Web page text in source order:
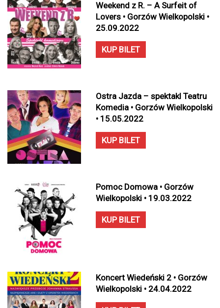
Weekend z R. – A Surfeit of
Lovers • Gorzów Wielkopolski •
25.09.2022
KUP BILET
Ostra Jazda – spektakl Teatru
Komedia • Gorzów Wielkopolski
• 15.05.2022
KUP BILET
Pomoc Domowa • Gorzów
Wielkopolski • 19.03.2022
KUP BILET
Koncert Wiedeński 2 • Gorzów
Wielkopolski • 24.04.2022